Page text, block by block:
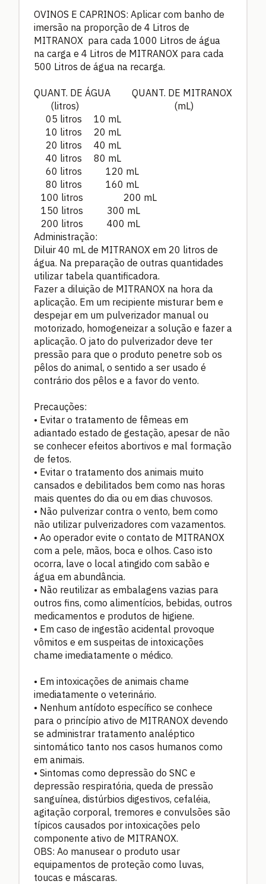
OVINOS E CAPRINOS: Aplicar com banho de
imersão na proporção de 4 Litros de
MITRANOX para cada 1000 Litros de água
na carga e 4 Litros de MITRANOX para cada
500 Litros de água na recarga.
QUANT. DE ÁGUA QUANT. DE MITRANOX
(litros) (mL)
05 litros
10 mL
10 litros
20 mL
20 litros
40 mL
40 litros
80 mL
60 litros
120 mL
80 litros
160 mL
100 litros
200 mL
150 litros
300 mL
200 litros
400 mL
Administração:
Diluir 40 mL de MITRANOX em 20 litros de
água. Na preparação de outras quantidades
utilizar tabela quantificadora.
Fazer a diluição de MITRANOX na hora da
aplicação. Em um recipiente misturar bem e
despejar em um pulverizador manual ou
motorizado, homogeneizar a solução e fazer a
aplicação. O jato do pulverizador deve ter
pressão para que o produto penetre sob os
pêlos do animal, o sentido a ser usado é
contrário dos pêlos e a favor do vento.
Precauções:
• Evitar o tratamento de fêmeas em
adiantado estado de gestação, apesar de não
se conhecer efeitos abortivos e mal formação
de fetos.
• Evitar o tratamento dos animais muito
cansados e debilitados bem como nas horas
mais quentes do dia ou em dias chuvosos.
• Não pulverizar contra o vento, bem como
não utilizar pulverizadores com vazamentos.
• Ao operador evite o contato de MITRANOX
com a pele, mãos, boca e olhos. Caso isto
ocorra, lave o local atingido com sabão e
água em abundância.
• Não reutilizar as embalagens vazias para
outros fins, como alimentícios, bebidas, outros
medicamentos e produtos de higiene.
• Em caso de ingestão acidental provoque
vômitos e em suspeitas de intoxicações
chame imediatamente o médico.
• Em intoxicações de animais chame
imediatamente o veterinário.
• Nenhum antídoto específico se conhece
para o princípio ativo de MITRANOX devendo
se administrar tratamento analéptico
sintomático tanto nos casos humanos como
em animais.
• Sintomas como depressão do SNC e
depressão respiratória, queda de pressão
sanguínea, distúrbios digestivos, cefaléia,
agitação corporal, tremores e convulsões são
típicos causados por intoxicações pelo
componente ativo de MITRANOX.
OBS: Ao manusear o produto usar
equipamentos de proteção como luvas,
toucas e máscaras.